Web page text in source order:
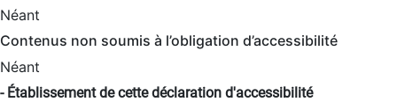
Néant
Contenus non soumis à l’obligation d’accessibilité
Néant
- Établissement de cette déclaration d'accessibilité